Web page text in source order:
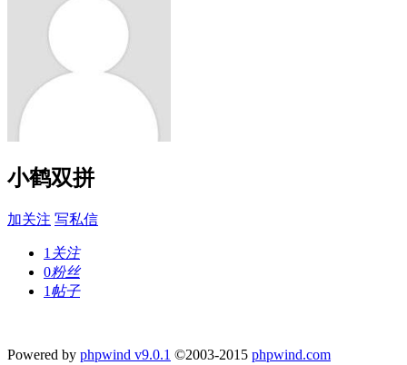
小鹤双拼
加关注 写私信
1 关注
0粉丝
1 帖子
Powered by phpwind v9.0.1 ©2003-2015 phpwind.com